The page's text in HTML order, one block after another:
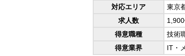
対応エリア
東京
求人数
得意職種
技術
得意業界
IT・